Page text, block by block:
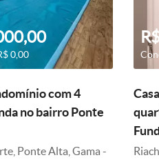
0,00
com 4
no bairro Ponte
Ponte Alta, Gama -